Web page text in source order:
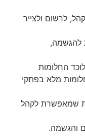
לרשום ולצייר
להגשמה,
החלומות
מלא בפתקי
שמאפשרת לקהל
והגשמה.